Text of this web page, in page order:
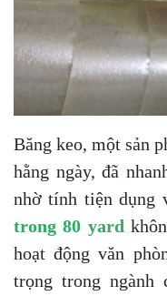
Băng keo, một sản
hằng ngày, đã
nhờ tính tiện dụng
trong 80 yard
hoạt động văn
trọng trong ngành